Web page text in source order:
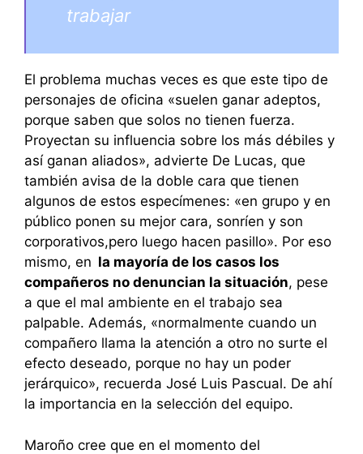
trabajar
El problema muchas veces es que este tipo de
personajes de oficina «suelen ganar adeptos,
porque saben que solos no tienen fuerza.
Proyectan su influencia sobre los más débiles y
así ganan aliados», advierte De Lucas, que
también avisa de la doble cara que tienen
algunos de estos especímenes: «en grupo y en
público ponen su mejor cara, sonríen y son
corporativos,pero luego hacen pasillo». Por eso
mismo, en la mayoría de los casos los
compañeros no denuncian la situación, pese
a que el mal ambiente en el trabajo sea
palpable. Además, «normalmente cuando un
compañero llama la atención a otro no surte el
efecto deseado, porque no hay un poder
jerárquico», recuerda José Luis Pascual. De ahí
la importancia en la selección del equipo.
Maroño cree que en el momento del